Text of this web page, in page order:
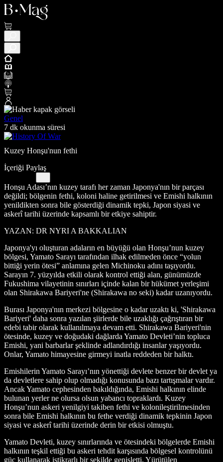
Genel
7 dk okunma süresi
Kuzey Honşu'nun fethi
İçeriği Paylaş
Honşu Adası’nın kuzey tarafı her zaman Japonya'nın bir parçası
değildi; bölgenin fethi, koloni haline getirilmesi ve Emishi halkının
yenildikten sonra bile gösterdiği dinamik tepki, Japon siyasi ve
askerî tarihi üzerinde kapsamlı bir etkiye sahiptir.
YAZAN: DR NYRI A BAKKALIAN
Japonya'yı oluşturan adaların en büyüğü olan Honşu’nun kuzey
bölgesi, Yamato Sarayı tarafından ilhak edilmeden önce “yolun
bittiği yerin ötesi” anlamına gelen Michinoku adını taşıyordu.
Sarayın 7. yüzyılda etkili olarak kontrol ettiği alan, günümüzde
Fukushima vilayetinin sınırları içinde kalan bir hükümet yerleşimi
olan Shirakawa Bariyeri'ne (Shirakawa no seki) kadar uzanıyordu.
Burası Japonya'nın merkezi bölgesine o kadar uzaktı ki, 'Shirakawa
Bariyeri' daha sonra yazılan şiirlerde bile uzaklığı çağrıştıran bir
edebi tabir olarak kullanılmaya devam etti. Shirakawa Bariyeri'nin
ötesinde, kuzey ve doğudaki dağlarda Yamato Devleti’nin topluca
Emishi, yani barbarlar şeklinde adlandırdığı insanlar yaşıyordu.
Onlar, Yamato himayesine girmeyi inatla reddeden bir halktı.
Emishilerin Yamato Sarayı’nın yönettiği devlete benzer bir devlet ya
da devletlere sahip olup olmadığı konusunda bazı tartışmalar vardır.
Ancak Yamato cephesinden bakıldığında, Emishi halkının elinde
bulunan yerler ne olursa olsun yabancı topraklardı. Kuzey
Honşu’nun askeri yenilgiyi takiben fethi ve kolonileştirilmesinden
sonra bile Emishi halkının bu fethe verdiği dinamik tepkinin Japon
siyasi ve askerî tarihi üzerinde derin bir etkisi olmuştu.
Yamato Devleti, kuzey sınırlarında ve ötesindeki bölgelerde Emishi
halkının teşkil ettiği bu askeri tehdit karşısında bölgesel kontrolünü
güç kullanarak istikrarlı bir şekilde genişletti. Yürütülen